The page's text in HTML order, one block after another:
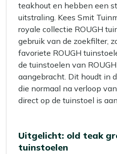
teakhout en hebben een
uitstraling. Kees Smit
royale collectie ROUGH
gebruik van de zoekfilter,
favoriete ROUGH
de tuinstoelen van
aangebracht. Dit houdt in
die normaal na verloop
direct op de tuinstoel is
Uitgelicht: old teak
tuinstoelen